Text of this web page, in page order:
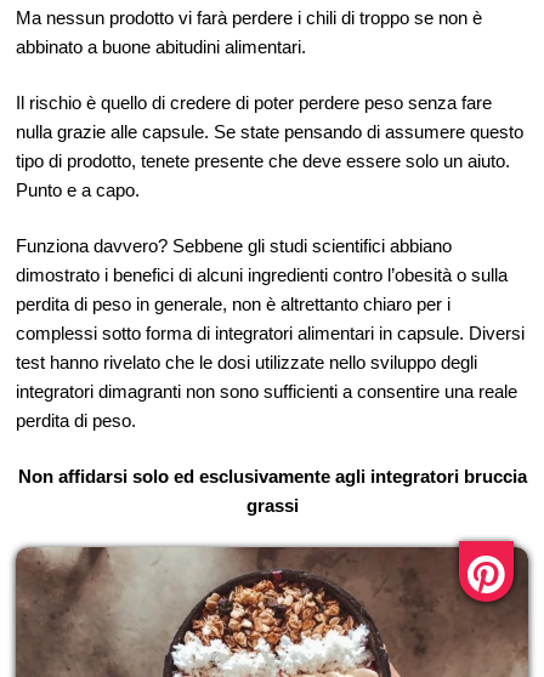
Ma nessun prodotto vi farà perdere i chili di troppo se non è
abbinato a buone abitudini alimentari.
Il rischio è quello di credere di poter perdere peso senza fare
nulla grazie alle capsule. Se state pensando di assumere questo
tipo di prodotto, tenete presente che deve essere solo un aiuto.
Punto e a capo.
Funziona davvero? Sebbene gli studi scientifici abbiano
dimostrato i benefici di alcuni ingredienti contro l’obesità o sulla
perdita di peso in generale, non è altrettanto chiaro per i
complessi sotto forma di integratori alimentari in capsule. Diversi
test hanno rivelato che le dosi utilizzate nello sviluppo degli
integratori dimagranti non sono sufficienti a consentire una reale
perdita di peso.
Non affidarsi solo ed esclusivamente agli integratori bruccia
grassi